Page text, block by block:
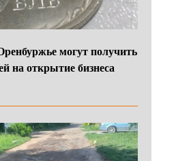
могут получить
на открытие бизнеса